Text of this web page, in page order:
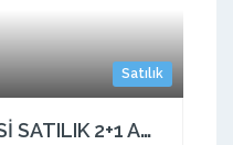
Satılık
DIAMOND HILL SİTESİ SATILIK 2+1 ASANSÖRLÜ !